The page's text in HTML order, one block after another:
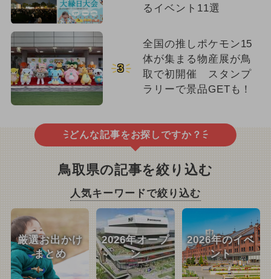
るイベント11選
3
全国の推しポケモン15
体が集まる物産展が鳥
取で初開催 スタンプ
ラリーで景品GETも！
どんな記事をお探しですか？
鳥取県の記事を絞り込む
人気キーワードで絞り込む
厳選お出かけ
まとめ
2026年オープ
ン
2026年のイベ
ント